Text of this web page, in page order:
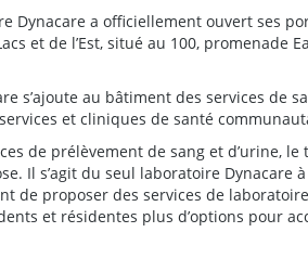
Dynacare a officiellement ouvert ses
et de l’Est, situé au 100, promenade
s’ajoute au bâtiment des services de
et cliniques de santé
de prélèvement de sang et d’urine,
Il s’agit du seul laboratoire Dynacare
de proposer des services de
et résidentes plus d’options pour